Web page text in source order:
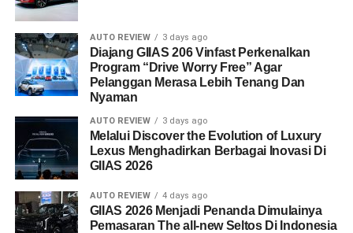
AUTO REVIEW 3 days ago
Diajang GIIAS 206 Vinfast Perkenalkan
Program “Drive Worry Free” Agar
Pelanggan Merasa Lebih Tenang Dan
Nyaman
AUTO REVIEW 3 days ago
Melalui Discover the Evolution of Luxury
Lexus Menghadirkan Berbagai Inovasi Di
GIIAS 2026
AUTO REVIEW 4 days ago
GIIAS 2026 Menjadi Penanda Dimulainya
Pemasaran The all-new Seltos Di Indonesia